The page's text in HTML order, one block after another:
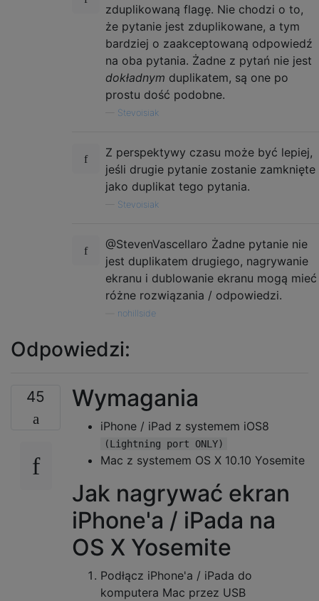
zduplikowaną flagę. Nie chodzi o to,
że pytanie jest zduplikowane, a tym
bardziej o zaakceptowaną odpowiedź
na oba pytania. Żadne z pytań nie jest
dokładnym duplikatem, są one po
prostu dość podobne.
Stevoisiak
Z perspektywy czasu może być lepiej,
jeśli drugie pytanie zostanie zamknięte
jako duplikat tego pytania.
Stevoisiak
@StevenVascellaro Żadne pytanie nie
jest duplikatem drugiego, nagrywanie
ekranu i dublowanie ekranu mogą mieć
różne rozwiązania / odpowiedzi.
nohillside
Odpowiedzi:
45 Wymagania
iPhone / iPad z systemem iOS8
(Lightning port ONLY)
Mac z systemem OS X 10.10 Yosemite
Jak nagrywać ekran
iPhone'a / iPada na
OS X Yosemite
Podłącz iPhone'a / iPada do
komputera Mac przez USB